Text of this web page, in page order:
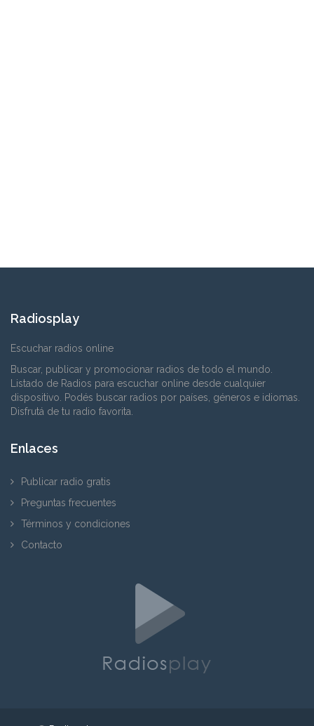
Radiosplay
Escuchar radios online
Buscar, publicar y promocionar radios de todo el mundo.
Listado de Radios para escuchar online desde cualquier
dispositivo. Podés buscar radios por países, géneros e idiomas.
Disfrutá de tu radio favorita.
Enlaces
Publicar radio gratis
Preguntas frecuentes
Términos y condiciones
Contacto